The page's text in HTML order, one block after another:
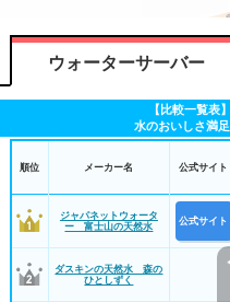
ウォーターサーバー
【比較一覧表
水のおいしさ満
順位 メーカー名 公式サイト
ジャパネットウォータ
ー 富士山の天然水
公式サイト
ダスキンの天然水 森の
ひとしずく